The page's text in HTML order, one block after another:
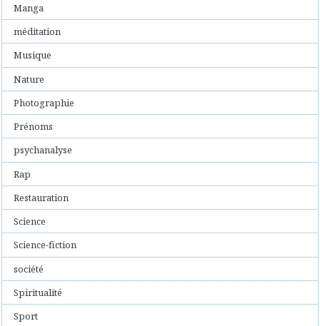
Manga
méditation
Musique
Nature
Photographie
Prénoms
psychanalyse
Rap
Restauration
Science
Science-fiction
société
Spiritualité
Sport